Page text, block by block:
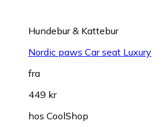
Hundebur & Kattebur
Nordic paws Car seat Luxury
fra
449 kr
hos CoolShop